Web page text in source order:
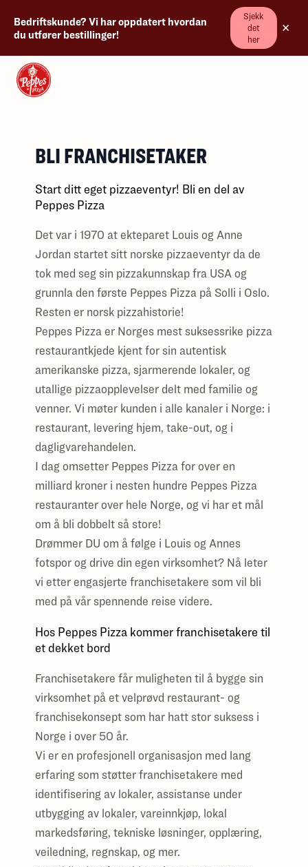
Bedriftskunde? Vi har oppdatert hvordan
du utfører bestillinger!
Sjekk
det
her
×
BLI FRANCHISETAKER
Start ditt eget pizzaeventyr! Bli en del av
Peppes Pizza
Det var i 1970 at ekteparet Louis og Anne
Jordan startet sitt norske pizzaeventyr da de
tok med seg sin pizzakunnskap fra USA og
grunnla den første Peppes Pizza på Solli i Oslo.
Resten er norsk pizzahistorie!
Peppes Pizza er Norges mest suksessrike pizza
restaurantkjede kjent for sin autentisk
amerikanske pizza, sjarmerende lokaler, og
utallige pizzaopplevelser delt med familie og
venner. Vi møter kunden i alle kanaler i Norge: i
restaurant, levering hjem, take-out, og i
dagligvarehandelen.
I dag omsetter Peppes Pizza for over en
milliard kroner i nesten hundre Peppes Pizza
restauranter over hele Norge, og vi har et mål
om å bli dobbelt så store!
Drømmer DU om å følge i Louis og Annes
fotspor og drive din egen virksomhet? Nå leter
vi etter engasjerte franchisetakere som vil bli
med på vår spennende reise videre.
Hos Peppes Pizza kommer franchisetakere til
et dekket bord
Franchisetakere får muligheten til å bygge sin
virksomhet på et velprøvd restaurant- og
franchisekonsept som har hatt stor suksess i
Norge i over 50 år.
Vi er en profesjonell organisasjon med lang
erfaring som støtter franchisetakere med
identifisering av lokaler, assistanse under
utbygging av lokaler, vareinnkjøp, lokal
markedsføring, tekniske løsninger, opplæring,
veiledning, regnskap, og mer.